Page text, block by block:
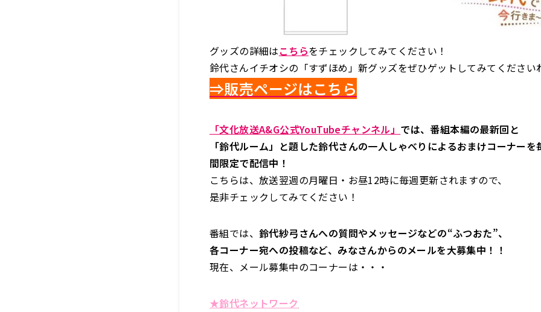
グッズの詳細はこちらをチェックしてみてください！
鈴代さんイチオシの「すずほめ」新グッズをぜひゲットしてみてください
⇒販売ページはこちら
「文化放送A&G公式YouTubeチャンネル」 では、番組本編の最新回と
「鈴代ルーム」と題した鈴代さんの一人しゃべりによるおまけコーナー
間限定で配信中！
こちらは、放送翌週の月曜日・お昼12時に毎週更新されますので、
是非チェックしてみてください！
番組では、 鈴代紗弓さんへの質問やメッセージなどの“ふつおた”、
各コーナー宛への投稿など、みなさんからのメールを大募集中！！
現在、メール募集中のコーナーは・・・
★鈴代ネットワーク